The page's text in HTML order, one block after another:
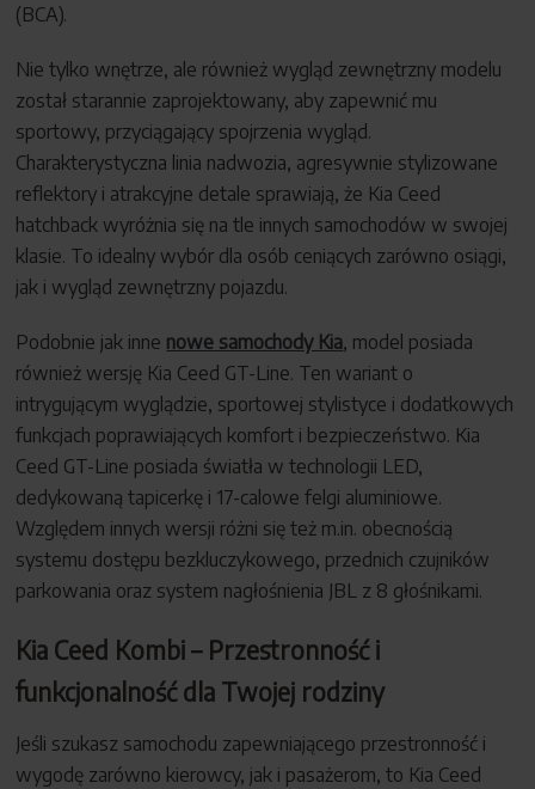
(BCA).
Nie tylko wnętrze, ale również wygląd zewnętrzny modelu
został starannie zaprojektowany, aby zapewnić mu
sportowy, przyciągający spojrzenia wygląd.
Charakterystyczna linia nadwozia, agresywnie stylizowane
reflektory i atrakcyjne detale sprawiają, że Kia Ceed
hatchback wyróżnia się na tle innych samochodów w swojej
klasie. To idealny wybór dla osób ceniących zarówno osiągi,
jak i wygląd zewnętrzny pojazdu.
Podobnie jak inne nowe samochody Kia, model posiada
również wersję Kia Ceed GT-Line. Ten wariant o
intrygującym wyglądzie, sportowej stylistyce i dodatkowych
funkcjach poprawiających komfort i bezpieczeństwo. Kia
Ceed GT-Line posiada światła w technologii LED,
dedykowaną tapicerkę i 17-calowe felgi aluminiowe.
Względem innych wersji różni się też m.in. obecnością
systemu dostępu bezkluczykowego, przednich czujników
parkowania oraz system nagłośnienia JBL z 8 głośnikami.
Kia Ceed Kombi – Przestronność i
funkcjonalność dla Twojej rodziny
Jeśli szukasz samochodu zapewniającego przestronność i
wygodę zarówno kierowcy, jak i pasażerom, to Kia Ceed